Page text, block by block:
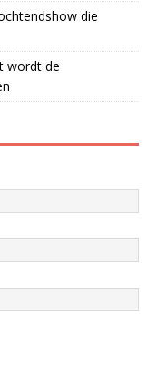
die
wordt de